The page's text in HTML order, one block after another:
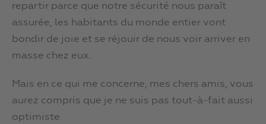
repartir parce que notre sécurité nous paraît
assurée, les habitants du monde entier vont
bondir de joie et se réjouir de nous voir arriver en
masse chez eux..
Mais en ce qui me concerne, mes chers amis, vous
aurez compris que je ne suis pas tout-à-fait aussi
optimiste.